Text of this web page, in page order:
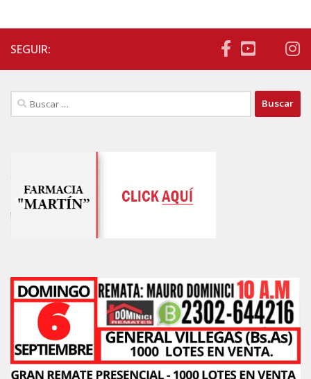
SEGUIR:
Buscar: